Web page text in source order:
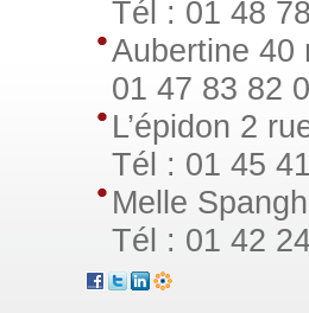
Tél : 01 48
Aubertine 40
01 47 83 82
L’épidon 2
Tél : 01 45
Melle
Tél : 01 42